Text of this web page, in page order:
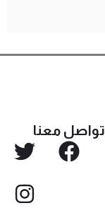
تواصل معنا